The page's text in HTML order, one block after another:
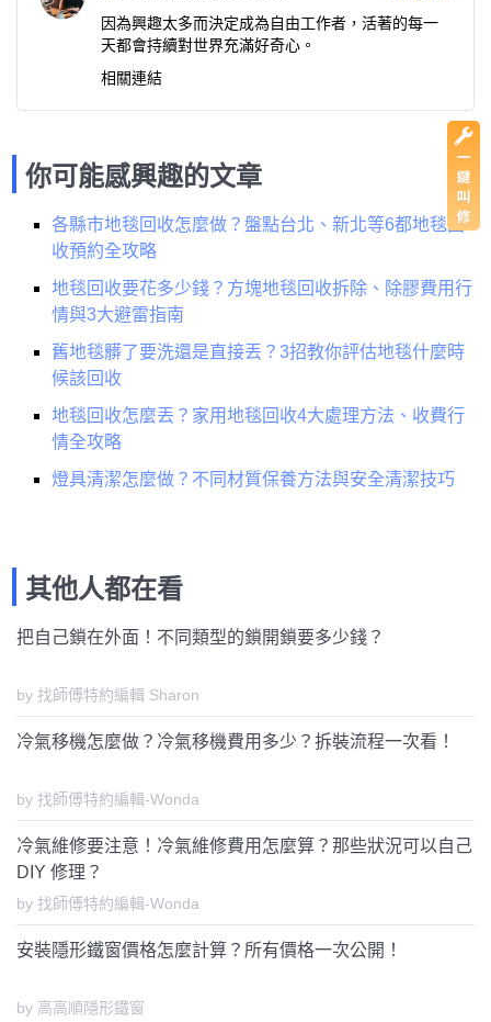
因為興趣太多而決定成為自由工作者，活著的每一
天都會持續對世界充滿好奇心。
相關連結
你可能感興趣的文章
各縣市地毯回收怎麼做？盤點台北、新北等6都地毯回
收預約全攻略
地毯回收要花多少錢？方塊地毯回收拆除、除膠費用行
情與3大避雷指南
舊地毯髒了要洗還是直接丟？3招教你評估地毯什麼時
候該回收
地毯回收怎麼丟？家用地毯回收4大處理方法、收費行
情全攻略
燈具清潔怎麼做？不同材質保養方法與安全清潔技巧
其他人都在看
把自己鎖在外面！不同類型的鎖開鎖要多少錢？
by 找師傅特約編輯 Sharon
冷氣移機怎麼做？冷氣移機費用多少？拆裝流程一次看！
by 找師傅特約編輯-Wonda
冷氣維修要注意！冷氣維修費用怎麼算？那些狀況可以自己
DIY 修理？
by 找師傅特約編輯-Wonda
安裝隱形鐵窗價格怎麼計算？所有價格一次公開！
by 高高順隱形鐵窗